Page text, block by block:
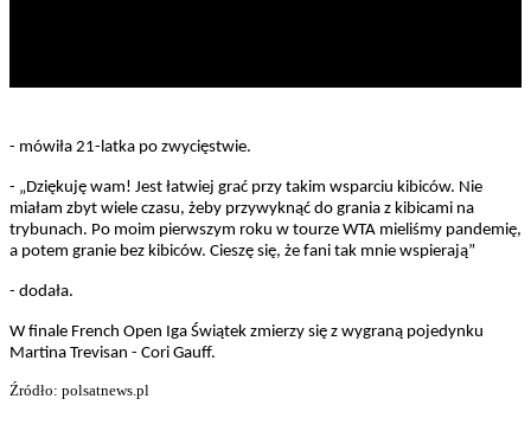
- mówiła 21-latka po zwycięstwie.
- „Dziękuję wam! Jest łatwiej grać przy takim wsparciu kibiców. Nie
miałam zbyt wiele czasu, żeby przywyknąć do grania z kibicami na
trybunach. Po moim pierwszym roku w tourze WTA mieliśmy pandemię,
a potem granie bez kibiców. Cieszę się, że fani tak mnie wspierają”
- dodała.
W finale French Open Iga Świątek zmierzy się z wygraną pojedynku
Martina Trevisan - Cori Gauff.
Źródło: polsatnews.pl